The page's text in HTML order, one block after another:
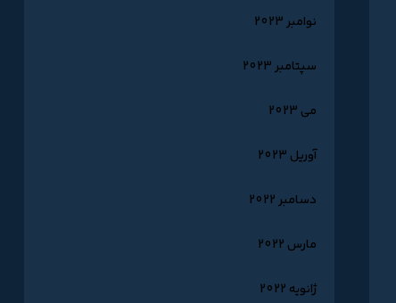
نوامبر 2023
سپتامبر 2023
می 2023
آوریل 2023
دسامبر 2022
مارس 2022
ژانویه 2022